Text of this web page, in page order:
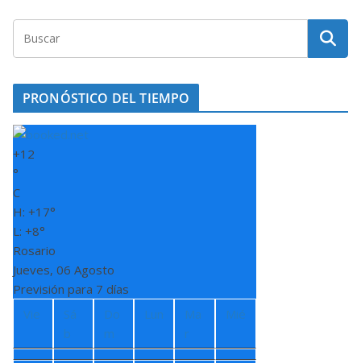
PRONÓSTICO DEL TIEMPO
+12
°
C
H: +17°
L: +8°
Rosario
Jueves, 06 Agosto
Previsión para 7 días
Vie
Sá
b
Do
m
Lun
Ma
r
Mié